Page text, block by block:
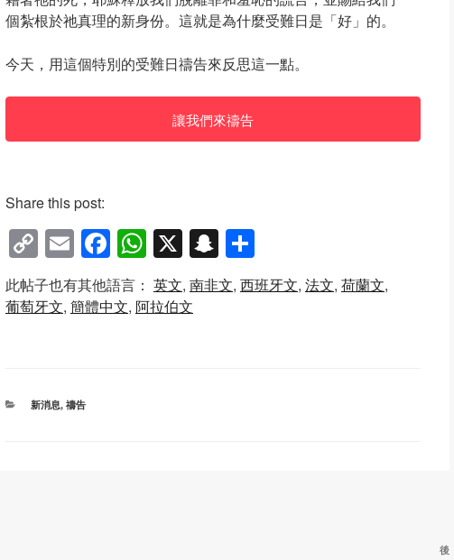
個紮根於祂真理的新身份。這就是為什麼受難日是「好」的。
今天，用這個特別的受難日禱告來反思這一點。
讓我們來禱告
Share this post:
C
o
p
n
k
E
m
ail
F
a
c
W
h
at
X S
n
a
享
此帖子也有其他語言： 英文 南非文 西班牙文 法文 荷蘭文
葡萄牙文 簡體中文 阿拉伯文
分
新消息, 禱告
下
後